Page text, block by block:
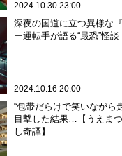
2024.10.30 23:00
深夜の国道に立つ異様な
ー運転手が語る“最恐”怪談
2024.10.16 20:00
“包帯だらけで笑いながら
目撃した結果…【うえま
し奇譚】